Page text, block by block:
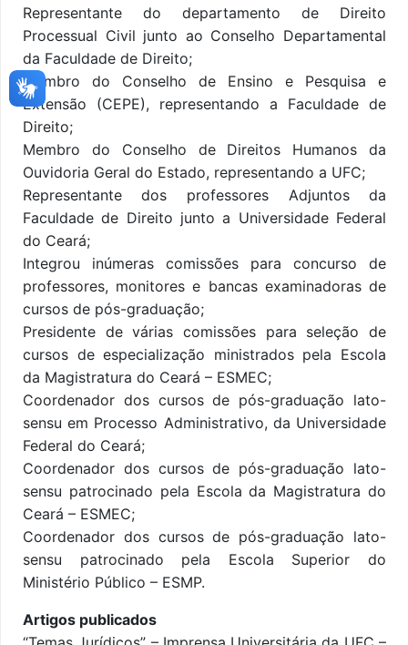
Representante do departamento de Direito
Processual Civil junto ao Conselho Departamental
da Faculdade de Direito;
Membro do Conselho de Ensino e Pesquisa e
Extensão (CEPE), representando a Faculdade de
Direito;
Membro do Conselho de Direitos Humanos da
Ouvidoria Geral do Estado, representando a UFC;
Representante dos professores Adjuntos da
Faculdade de Direito junto a Universidade Federal
do Ceará;
Integrou inúmeras comissões para concurso de
professores, monitores e bancas examinadoras de
cursos de pós-graduação;
Presidente de várias comissões para seleção de
cursos de especialização ministrados pela Escola
da Magistratura do Ceará – ESMEC;
Coordenador dos cursos de pós-graduação lato-
sensu em Processo Administrativo, da Universidade
Federal do Ceará;
Coordenador dos cursos de pós-graduação lato-
sensu patrocinado pela Escola da Magistratura do
Ceará – ESMEC;
Coordenador dos cursos de pós-graduação lato-
sensu patrocinado pela Escola Superior do
Ministério Público – ESMP.
Artigos publicados